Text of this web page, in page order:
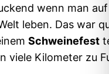
wenn man
leben. Das war
Schweinefest
viele Kilometer zu